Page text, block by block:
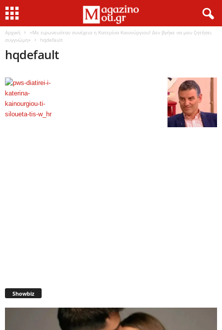
Αρχική
«Με ειρωνευόταν συνέχεια η Κατερίνα Καινούργιου! Δεν βγήκε να μου ζητήσει
συγγνώμη»
hqdefault
hqdefault
Showbiz